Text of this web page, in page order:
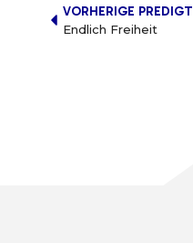
VORHERIGE PREDIGT
Endlich Freiheit